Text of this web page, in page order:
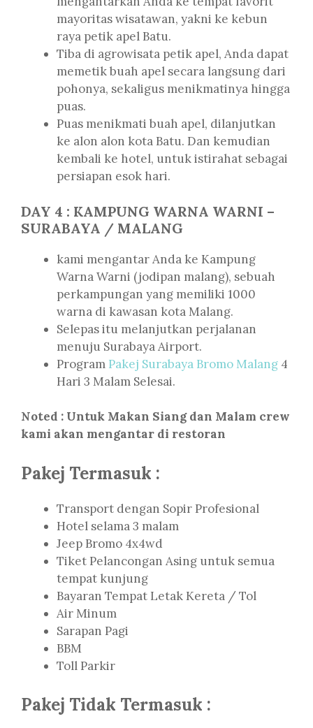
mayoritas wisatawan, yakni ke kebun
raya petik apel Batu.
Tiba di agrowisata petik apel, Anda dapat
memetik buah apel secara langsung dari
pohonya, sekaligus menikmatinya hingga
puas.
Puas menikmati buah apel, dilanjutkan
ke alon alon kota Batu. Dan kemudian
kembali ke hotel, untuk istirahat sebagai
persiapan esok hari.
DAY 4 : KAMPUNG WARNA WARNI –
SURABAYA / MALANG
kami mengantar Anda ke Kampung
Warna Warni (jodipan malang), sebuah
perkampungan yang memiliki 1000
warna di kawasan kota Malang.
Selepas itu melanjutkan perjalanan
menuju Surabaya Airport.
Program Pakej Surabaya Bromo Malang 4
Hari 3 Malam Selesai.
Noted : Untuk Makan Siang dan Malam crew
kami akan mengantar di restoran
Pakej Termasuk :
Transport dengan Sopir Profesional
Hotel selama 3 malam
Jeep Bromo 4x4wd
Tiket Pelancongan Asing untuk semua
tempat kunjung
Bayaran Tempat Letak Kereta / Tol
Air Minum
Sarapan Pagi
BBM
Toll Parkir
Pakej Tidak Termasuk :